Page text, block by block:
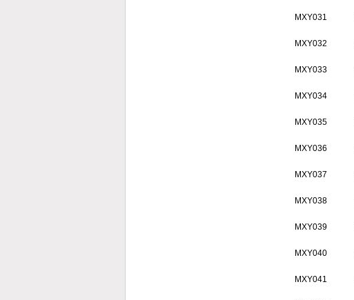
MXY031
MXY032
MXY033
MXY034
MXY035
MXY036
MXY037
MXY038
MXY039
MXY040
MXY041